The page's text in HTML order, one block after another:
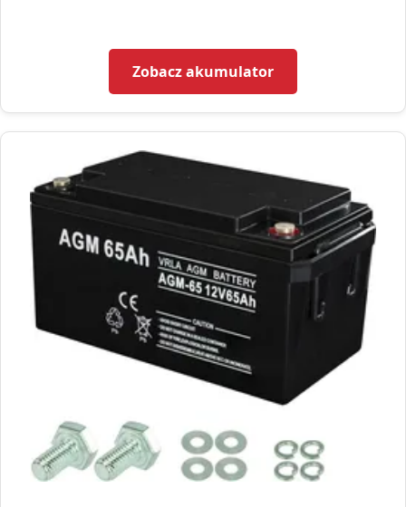
Zobacz akumulator